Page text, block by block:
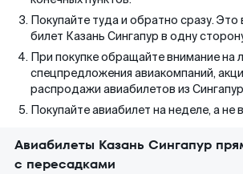
Покупайте туда и обратно сразу. Это
билет Казань Сингапур в одну
При покупке обращайте внимание на
спецпредложения авиакомпаний,
распродажи авиабилетов из
Покупайте авиабилет на неделе, а не
Авиабилеты Казань Сингапур
с пересадками